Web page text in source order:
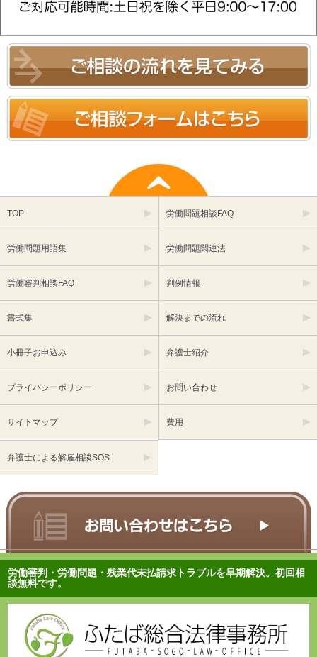
TOP 労働問題相談FAQ
労働問題用語集 労働問題関連法
労働審判相談FAQ 判例情報
書式集 解決までの流れ
小冊子お申込み 弁護士紹介
プライバシーポリシー お問い合わせ
サイトマップ 費用
弁護士による解雇相談SOS
労働審判・労働問題・残業代未払請求トラブルを早期解決。初回相
談無料です。